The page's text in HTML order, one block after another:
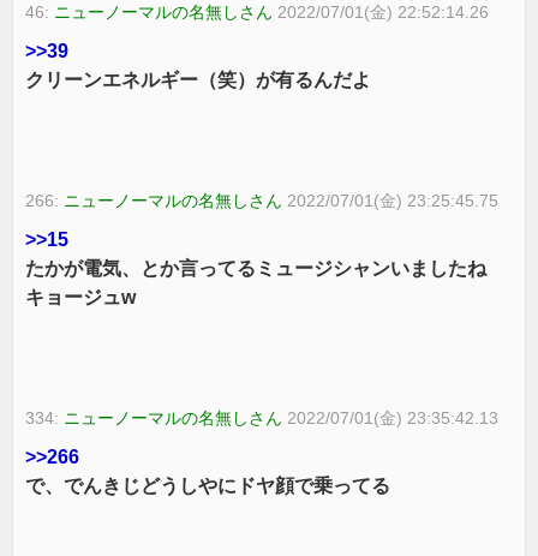
46: ニューノーマルの名無しさん 2022/07/01(金) 22:52:14.26
>>39
クリーンエネルギー（笑）が有るんだよ
266: ニューノーマルの名無しさん 2022/07/01(金) 23:25:45.75
>>15
たかが電気、とか言ってるミュージシャンいましたね
キョージュw
334: ニューノーマルの名無しさん 2022/07/01(金) 23:35:42.13
>>266
で、でんきじどうしやにドヤ顔で乗ってる